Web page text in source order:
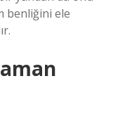
benliğini ele